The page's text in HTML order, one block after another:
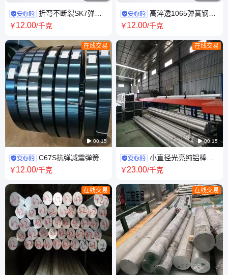
折弯不断裂SK7弹簧
钢带 进口弹簧钢带材 sk7弹簧
￥12.00/千克
 00:15
在线交易
C67S抗弹减震弹簧钢
带 汽车减震系统用钢片 c67s高
￥12.00/千克
在线交易
高淬透1065弹簧钢带
耐高温弹簧钢片 ASTM1065进
￥12.00/千克
 00:15
在线交易
小直径光亮纯铝棒
1060高韧性铝合金棒 A1060铝
￥23.00/千克
在线交易